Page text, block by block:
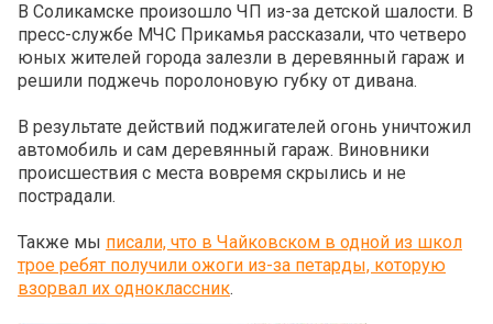
В Соликамске произошло ЧП из-за детской шалости. В
пресс-службе МЧС Прикамья рассказали, что четверо
юных жителей города залезли в деревянный гараж и
решили поджечь поролоновую губку от дивана.
В результате действий поджигателей огонь уничтожил
автомобиль и сам деревянный гараж. Виновники
происшествия с места вовремя скрылись и не
пострадали.
Также мы писали, что в Чайковском в одной из школ
трое ребят получили ожоги из-за петарды, которую
взорвал их одноклассник.